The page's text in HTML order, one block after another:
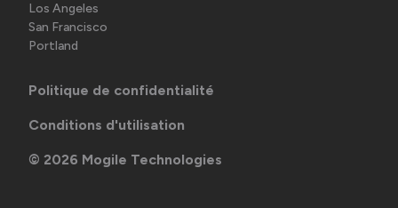
Los Angeles
San Francisco
Portland
Politique de confidentialité
Conditions d'utilisation
© 2026 Mogile Technologies